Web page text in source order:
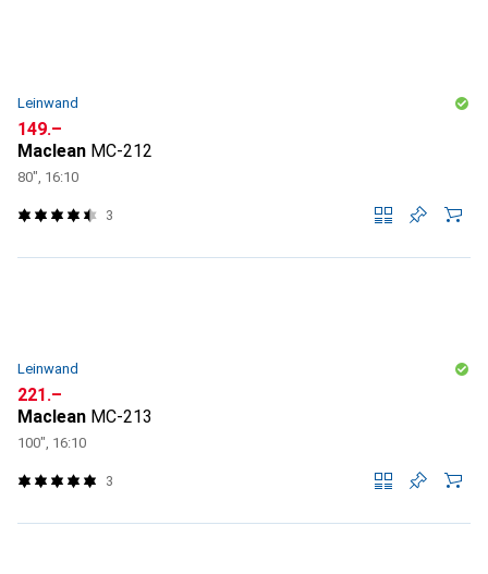
Leinwand
CHF
149.–
Maclean MC-212
80", 16:10
3
Leinwand
CHF
221.–
Maclean MC-213
100", 16:10
3